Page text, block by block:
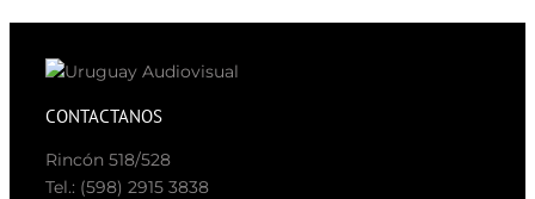
CONTACTANOS
Rincón 518/528
Tel.: (598) 2915 3838